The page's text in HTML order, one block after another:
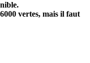
vertes, mais il faut